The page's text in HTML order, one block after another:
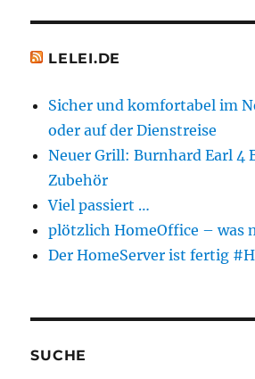
LELEI.DE
Sicher und komfortabel im
oder auf der Dienstreise
Neuer Grill: Burnhard Earl 4
Zubehör
Viel passiert …
plötzlich HomeOffice – was
Der HomeServer ist fertig
SUCHE